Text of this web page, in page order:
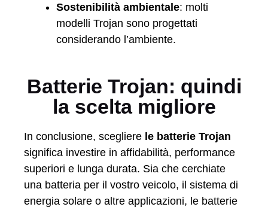
Sostenibilità ambientale: molti
modelli Trojan sono progettati
considerando l’ambiente.
Batterie Trojan: quindi
la scelta migliore
In conclusione, scegliere le batterie Trojan
significa investire in affidabilità, performance
superiori e lunga durata. Sia che cerchiate
una batteria per il vostro veicolo, il sistema di
energia solare o altre applicazioni, le batterie